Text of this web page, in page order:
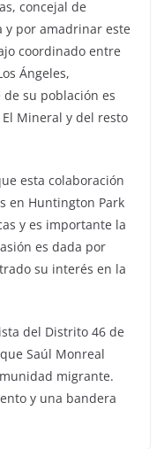
concejal de
y por amadrinar este
coordinado entre
Ángeles,
su población es
Mineral y del resto
esta colaboración
en Huntington Park
y es importante la
es dada por
su interés en la
del Distrito 46 de
Saúl Monreal
migrante.
y una bandera